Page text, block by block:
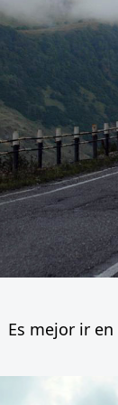
Es mejor ir